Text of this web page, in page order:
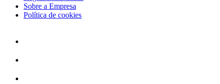
Sobre a Empresa
Política de cookies